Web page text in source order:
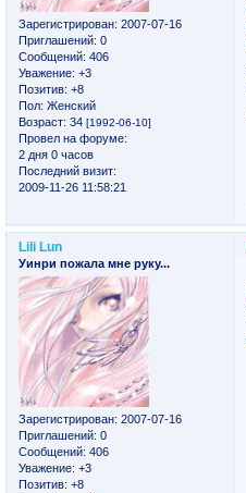
Зарегистрирован: 2007-07-16
Приглашений: 0
Сообщений: 406
Уважение: +3
Позитив: +8
Пол: Женский
Возраст: 34 [1992-06-10]
Провел на форуме:
2 дня 0 часов
Последний визит:
2009-11-26 11:58:21
Lili Lun
Уинри пожала мне руку...
Зарегистрирован: 2007-07-16
Приглашений: 0
Сообщений: 406
Уважение: +3
Позитив: +8